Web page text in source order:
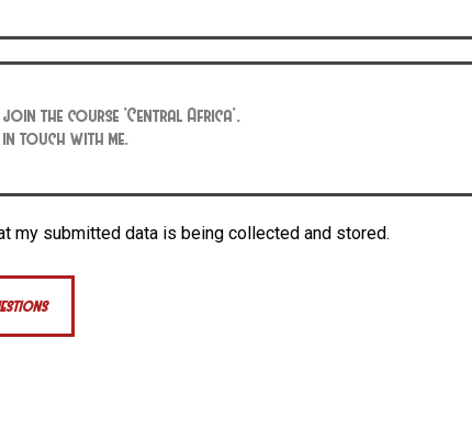
my submitted data is being collected and stored.